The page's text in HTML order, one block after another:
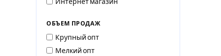
ОБЪЕМ ПРОДАЖ
Крупный опт
Мелкий опт